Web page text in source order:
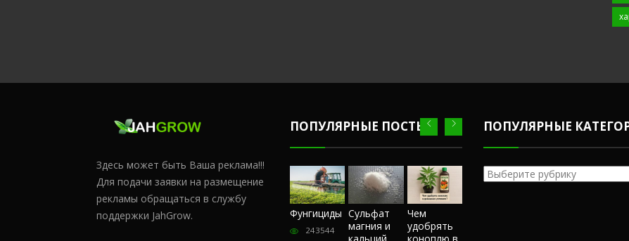
Здесь может быть Ваша реклама!!!
Для подачи заявки на размещение
рекламы обращаться в службу
поддержки JahGrow.
ПОПУЛЯРНЫЕ ПОСТЫ
Сульфат
магния и
Чем
Честный
Фунгициды
243544
Сульфат
магния и
кальций
Чем
удобрять
коноплю в
ПОПУЛЯРНЫЕ
Популярные